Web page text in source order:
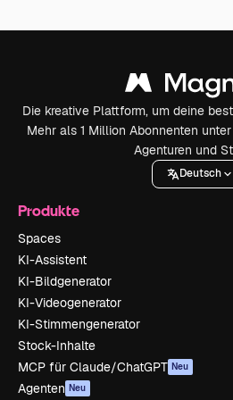
Die kreative Plattform, um deine
Mehr als 1 Million Abonnenten
Agenturen und
Deutsch
Produkte
Spaces
KI-Assistent
KI-Bildgenerator
KI-Videogenerator
KI-Stimmengenerator
Stock-Inhalte
MCP für Claude/ChatGPT Neu
Agenten Neu